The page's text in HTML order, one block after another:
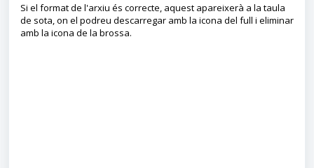
Si el format de l'arxiu és correcte, aquest apareixerà a la taula
de sota, on el podreu descarregar amb la icona del full i eliminar
amb la icona de la brossa.